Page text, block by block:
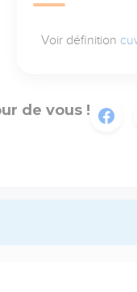
Voir définition
de vous !